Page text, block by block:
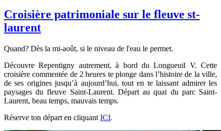
Croisière patrimoniale sur le fleuve st-
laurent
Quand? Dès la mi-août, si le niveau de l'eau le permet.
Découvre Repentigny autrement, à bord du Longueuil V. Cette
croisière commentée de 2 heures te plonge dans l’histoire de la ville,
de ses origines jusqu’à aujourd’hui, tout en te laissant admirer les
paysages du fleuve Saint-Laurent. Départ au quai du parc Saint-
Laurent, beau temps, mauvais temps.
Réserve ton départ en cliquant ICI.